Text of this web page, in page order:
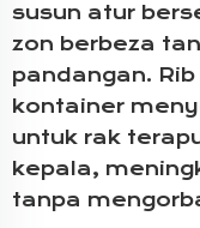
susun atur
zon berbeza
pandangan.
kontainer
untuk rak
kepala,
tanpa